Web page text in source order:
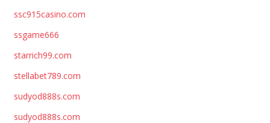
ssc915casino.com
ssgame666
starrich99.com
stellabet789.com
sudyod888s.com
sudyod888s.com